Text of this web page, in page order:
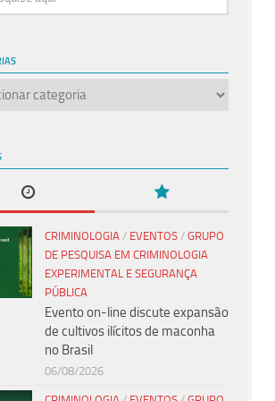
CRIMINOLOGIA / EVENTOS / GRUPO
DE PESQUISA EM CRIMINOLOGIA
EXPERIMENTAL E SEGURANÇA
PÚBLICA
Evento on-line discute expansão
de cultivos ilícitos de maconha
no Brasil
06/08/2026